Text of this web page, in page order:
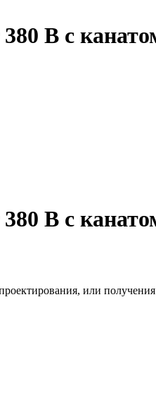
В с
В с
или